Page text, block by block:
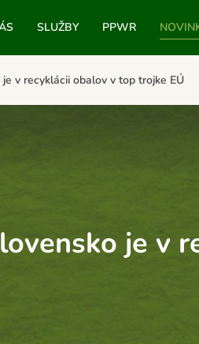
SLUŽBY PPWR
v recyklácii obalov v top trojke EÚ
je v